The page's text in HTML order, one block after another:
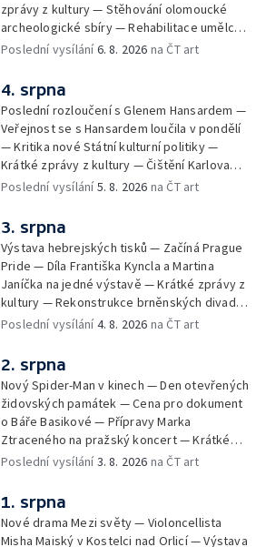
zprávy z kultury — Stěhování olomoucké
archeologické sbíry — Rehabilitace umělce
Milana Knížáka — Trailer na film Osamělý vlk
Poslední vysílání6. 8. 2026 na ČT art
4. srpna
Poslední rozloučení s Glenem Hansardem —
Veřejnost se s Hansardem loučila v pondělí
— Kritika nové Státní kulturní politiky —
Krátké zprávy z kultury — Čištění Karlova
mostu — Archeologický výzkum na
neslyšící
Poslední vysílání5. 8. 2026 na ČT art
3. srpna
Výstava hebrejských tisků — Začíná Prague
Pride — Díla Františka Kyncla a Martina
Janíčka na jedné výstavě — Krátké zprávy z
kultury — Rekonstrukce brněnských divadel
— Budoucnost Knihovny Václava Havla —
Kulturní tipy
Poslední vysílání4. 8. 2026 na ČT art
2. srpna
Nový Spider-Man v kinech — Den otevřených
židovských památek — Cena pro dokument
o Báře Basikové — Přípravy Marka
Ztraceného na pražský koncert — Krátké
zprávy z kultury — Nález historických
Poslední vysílání3. 8. 2026 na ČT art
1. srpna
Nové drama Mezi světy — Violoncellista
Misha Maiský v Kostelci nad Orlicí — Výstava